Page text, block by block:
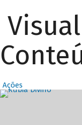
Ações